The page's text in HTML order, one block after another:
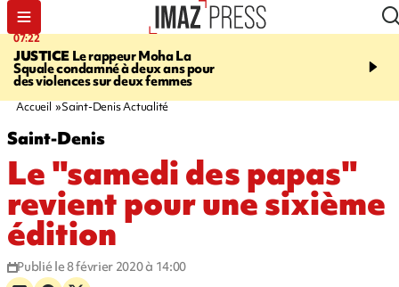
07:22
JUSTICE Le rappeur Moha La
Squale condamné à deux ans pour
des violences sur deux femmes
10:46
décède en juillet, 18
Accueil Saint-Denis Actualité
Saint-Denis
Le "samedi des papas"
revient pour une sixième
édition
Publié le 8 février 2020 à 14:00